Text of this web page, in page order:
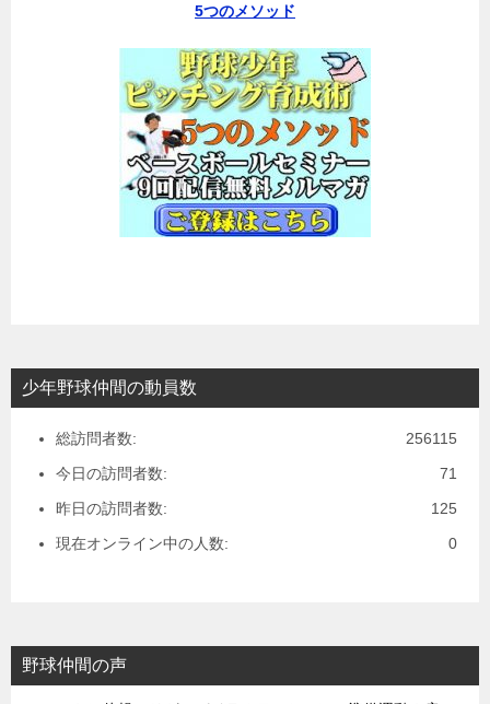
5つのメソッド
少年野球仲間の動員数
256115
総訪問者数:
71
今日の訪問者数:
125
昨日の訪問者数:
0
現在オンライン中の人数:
野球仲間の声